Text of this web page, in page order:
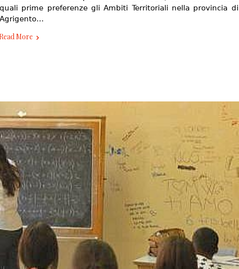
quali prime preferenze gli Ambiti Territoriali nella provincia di
Agrigento…
More